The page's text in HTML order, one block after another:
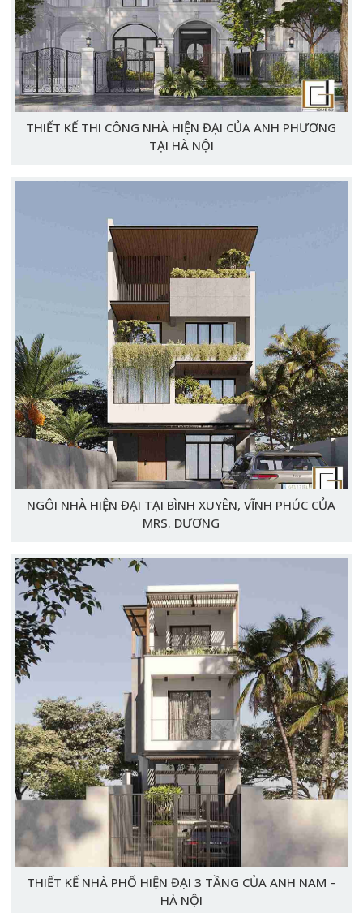
THIẾT KẾ THI CÔNG NHÀ HIỆN ĐẠI CỦA ANH PHƯƠNG
TẠI HÀ NỘI
NGÔI NHÀ HIỆN ĐẠI TẠI BÌNH XUYÊN, VĨNH PHÚC CỦA
MRS. DƯƠNG
THIẾT KẾ NHÀ PHỐ HIỆN ĐẠI 3 TẦNG CỦA ANH NAM –
HÀ NỘI